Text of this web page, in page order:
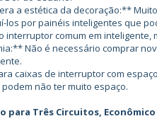
estética da decoração:**
los por painéis inteligentes que
interruptor comum em inteligente,
Não é necessário comprar
de interruptor com espaço
não ter muito espaço.
para Três Circuitos,